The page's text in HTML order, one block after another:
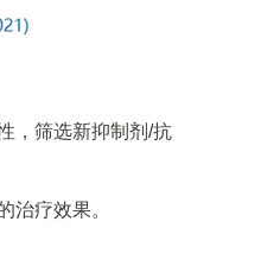
，筛选新抑制剂/抗
治疗效果。